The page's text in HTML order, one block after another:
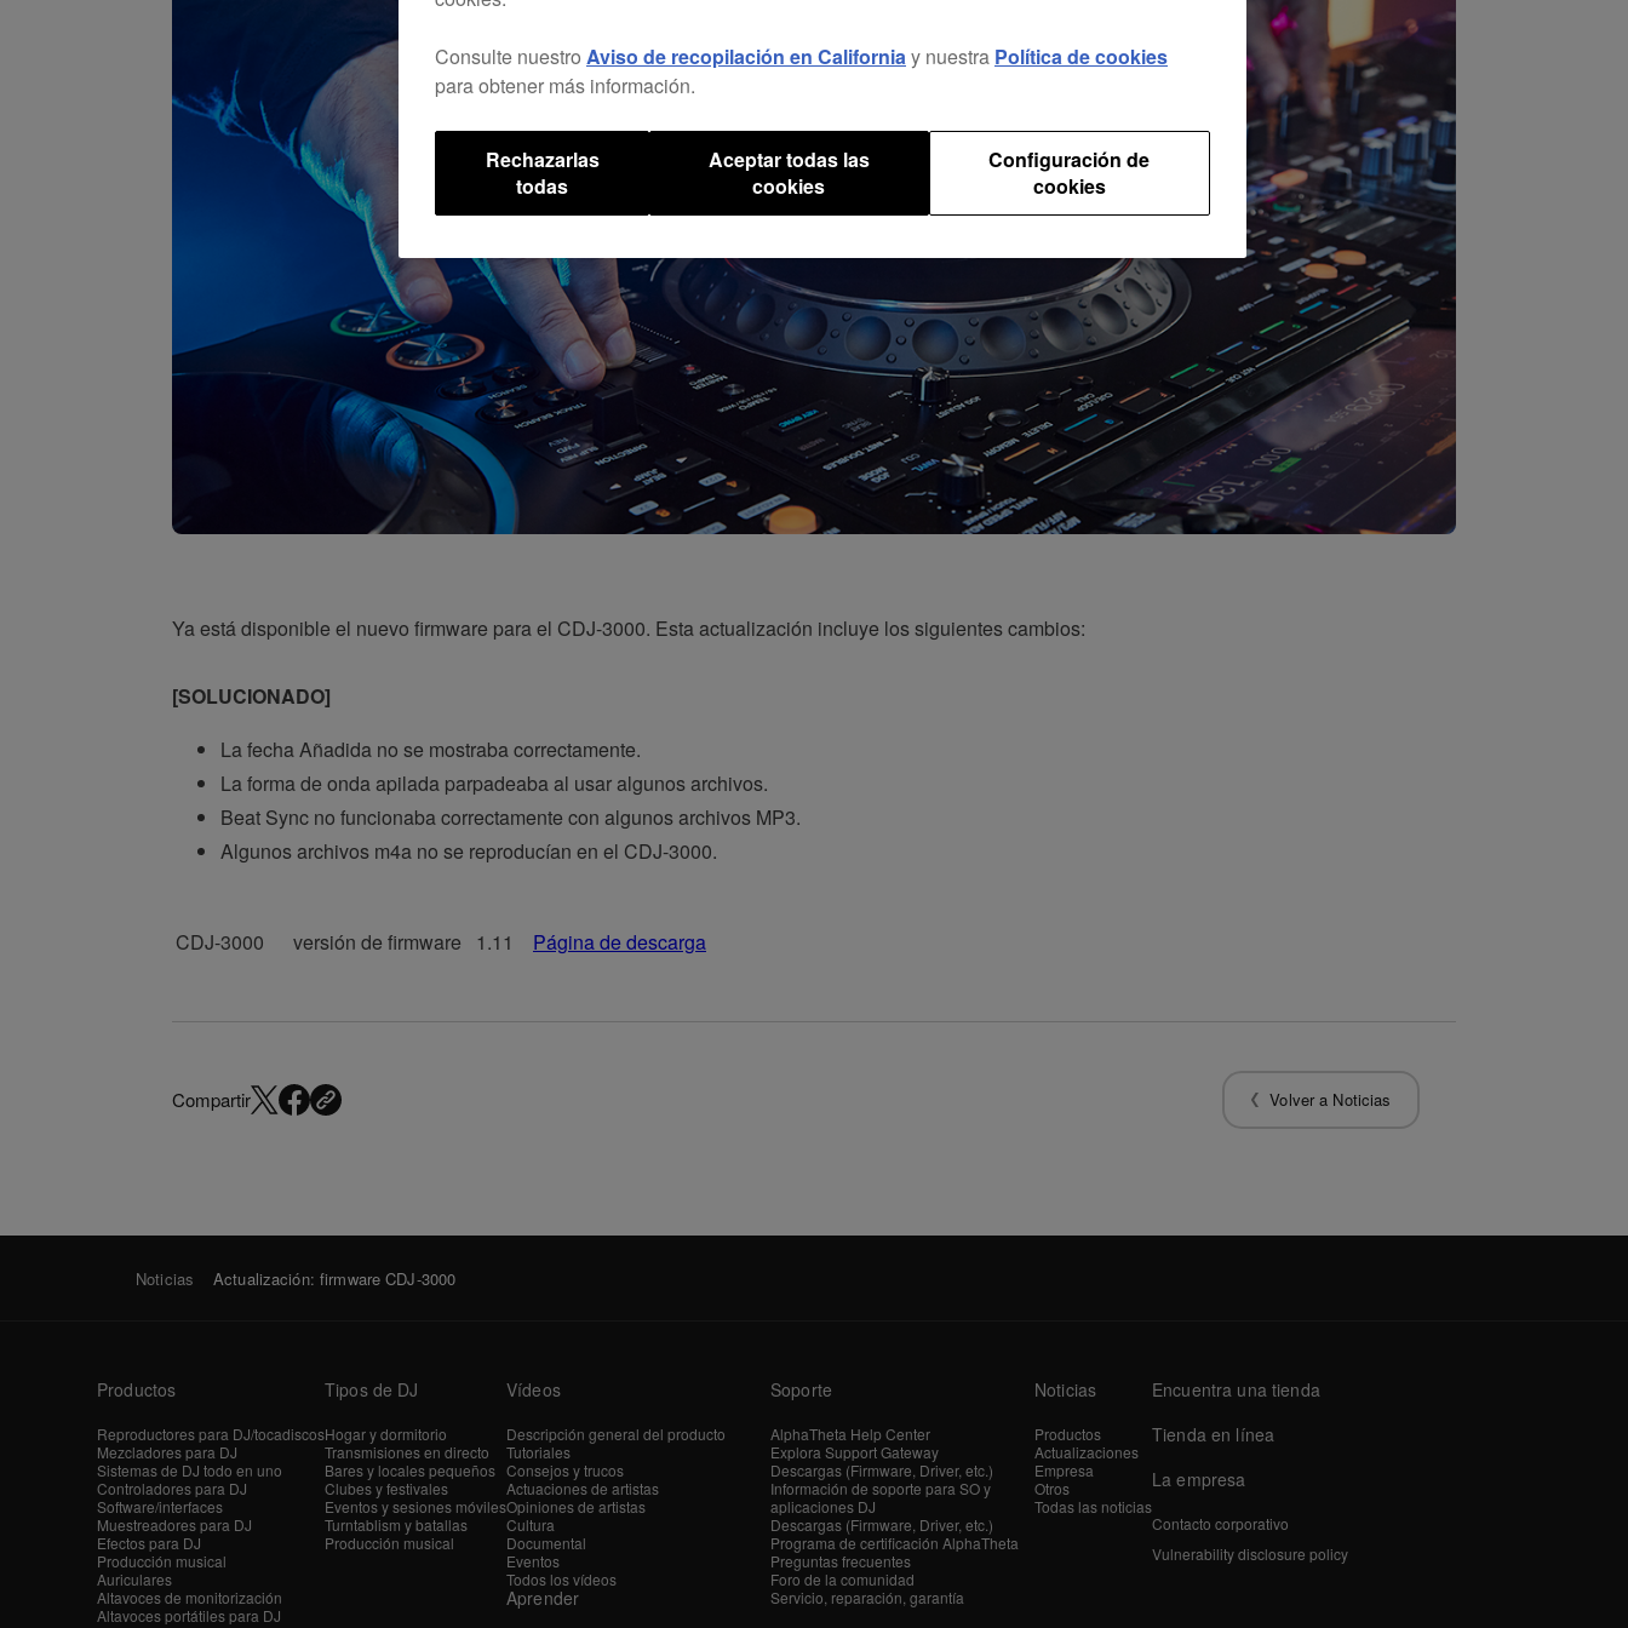
Ya está disponible el nuevo firmware para el CDJ-3000. Esta actualización incluye los siguientes cambios:
[SOLUCIONADO]
La fecha Añadida no se mostraba correctamente.
La forma de onda apilada parpadeaba al usar algunos archivos.
Beat Sync no funcionaba correctamente con algunos archivos MP3.
Algunos archivos m4a no se reproducían en el CDJ-3000.
CDJ-3000 versión de firmware 1.11 Página de descarga
Compartir Volver a Noticias
Noticias Actualización: firmware CDJ-3000
Productos
Reproductores para DJ/tocadiscos
Mezcladores para DJ
Sistemas de DJ todo en uno
Controladores para DJ
Software/interfaces
Muestreadores para DJ
Efectos para DJ
Producción musical
Auriculares
Altavoces de monitorización
Altavoces portátiles para DJ
Tipos de DJ
Hogar y dormitorio
Transmisiones en directo
Bares y locales pequeños
Clubes y festivales
Eventos y sesiones móviles
Turntablism y batallas
Producción musical
Vídeos
Descripción general del producto
Tutoriales
Consejos y trucos
Actuaciones de artistas
Opiniones de artistas
Cultura
Documental
Eventos
Todos los vídeos
Aprender
Soporte
AlphaTheta Help Center
Explora Support Gateway
Descargas (Firmware, Driver, etc.)
Información de soporte para SO y
aplicaciones DJ
Descargas (Firmware, Driver, etc.)
Programa de certificación AlphaTheta
Preguntas frecuentes
Foro de la comunidad
Servicio, reparación, garantía
Noticias
Productos
Actualizaciones
Empresa
Otros
Todas las noticias
Encuentra una tienda
Tienda en línea
La empresa
Contacto corporativo
Vulnerability disclosure policy
Consulte nuestro Aviso de recopilación en Californiay nuestra Política de cookies
para obtener más información.
Configuración de
cookies
Rechazarlas
todas
Aceptar todas las
cookies